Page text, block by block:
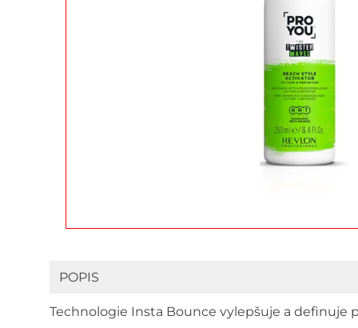
POPIS
Technologie Insta Bounce vylepšuje a definuje